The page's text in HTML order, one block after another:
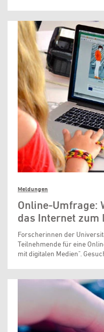
Meldungen
Online-Umfrage:
das Internet zum
Forscherinnen der
Teilnehmende für eine
mit digitalen Medien".